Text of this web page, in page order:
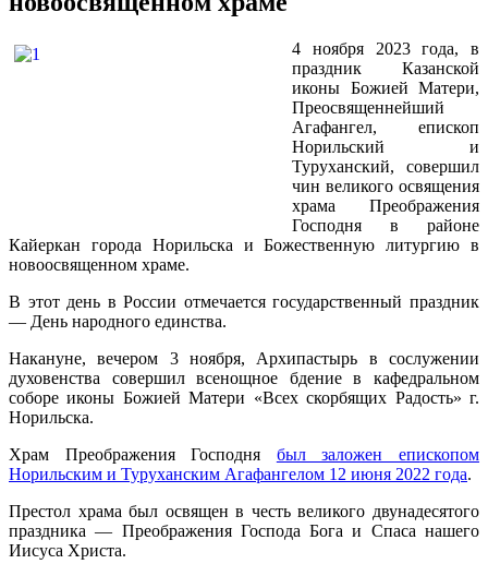
4 ноября 2023 года, в
праздник Казанской
иконы Божией Матери,
Преосвященнейший
Агафангел, епископ
Норильский и
Туруханский, совершил
чин великого освящения
храма Преображения
Господня в районе
Кайеркан города Норильска и Божественную литургию в
новоосвященном храме.
В этот день в России отмечается государственный праздник
― День народного единства.
Накануне, вечером 3 ноября, Архипастырь в сослужении
духовенства совершил всенощное бдение в кафедральном
соборе иконы Божией Матери «Всех скорбящих Радость» г.
Норильска.
Храм Преображения Господня был заложен епископом
Норильским и Туруханским Агафангелом 12 июня 2022 года.
Престол храма был освящен в честь великого двунадесятого
праздника — Преображения Господа Бога и Спаса нашего
Иисуса Христа.